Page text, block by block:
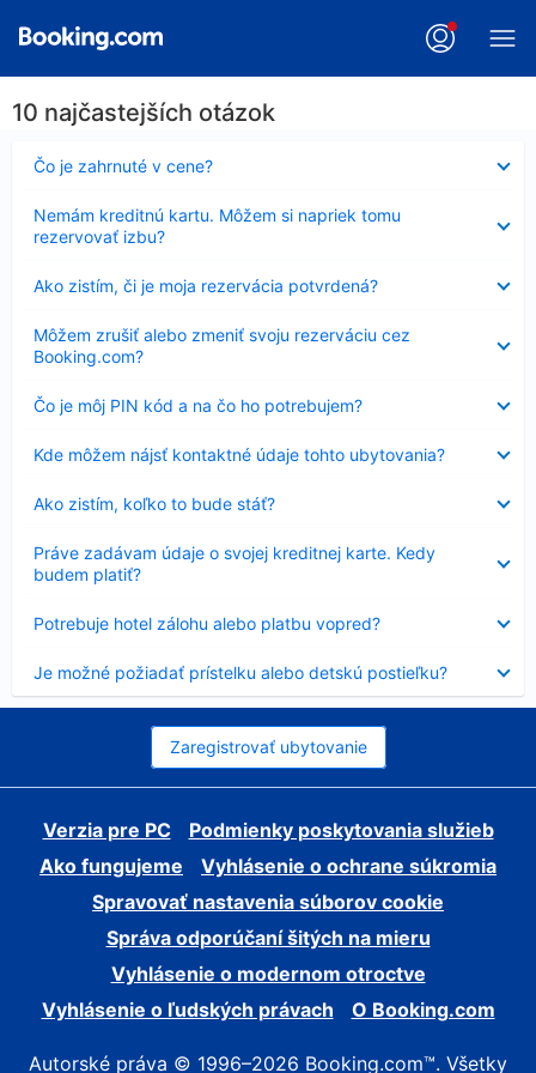
10 najčastejších otázok
Čo je zahrnuté v cene?
Nezobrazuje
sa
Nemám kreditnú kartu. Môžem si napriek tomu
rezervovať izbu?
sa
Ako zistím, či je moja rezervácia potvrdená?
sa
Môžem zrušiť alebo zmeniť svoju rezerváciu cez
Booking.com?
sa
Čo je môj PIN kód a na čo ho potrebujem?
Nezobrazuje
sa
Kde môžem nájsť kontaktné údaje tohto ubytovania?
sa
Ako zistím, koľko to bude stáť?
sa
Práve zadávam údaje o svojej kreditnej karte. Kedy
budem platiť?
sa
Potrebuje hotel zálohu alebo platbu vopred?
sa
Je možné požiadať prístelku alebo detskú postieľku?
sa
Zaregistrovať ubytovanie
Verzia pre PC
Podmienky poskytovania služieb
Ako fungujeme
Vyhlásenie o ochrane súkromia
Spravovať nastavenia súborov cookie
Správa odporúčaní šitých na mieru
Vyhlásenie o modernom otroctve
Vyhlásenie o ľudských právach
O Booking.com
Autorské práva © 1996–2026 Booking.com™. Všetky